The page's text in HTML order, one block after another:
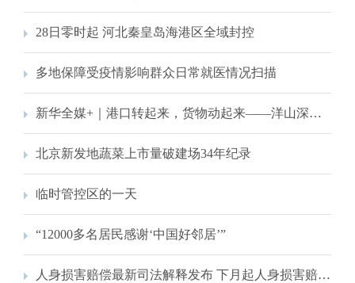
28日零时起 河北秦皇岛海港区全域封控
多地保障受疫情影响群众日常就医情况扫描
新华全媒+｜港口转起来，货物动起来——洋山深水港目击记
北京新发地蔬菜上市量破建场34年纪录
临时管控区的一天
“12000多名居民感谢‘中国好邻居’”
人身损害赔偿最新司法解释发布 下月起人身损害赔偿标准城乡统一